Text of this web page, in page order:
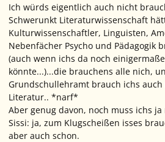
Ich würds eigentlich auch nicht
Schwerunkt Literaturwissenschaft
Kulturwissenschaftler, Linguisten,
Nebenfächer Psycho und Pädagogik
(auch wenn ichs da noch
könnte...)...die brauchens alle nich,
Grundschullehramt brauch ichs
Literatur.. *narf*
Aber genug davon, noch muss ichs
Sissi: ja, zum Klugscheißen isses
aber auch schon.